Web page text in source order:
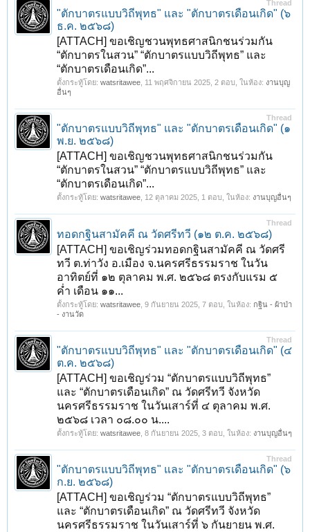
Thread
"ตักบาตรแบบวิถีพุทธ" และ "ตักบาตรเดือนเกิด" (๖
ธ.ค. ๒๕๖๘)
[ATTACH] ขอเชิญชวนพุทธศาสนิกชนร่วมกัน
“ตักบาตรในสวน” “ตักบาตรแบบวิถีพุทธ” และ
“ตักบาตรเดือนเกิด”...
ตั้งกระทู้โดย: watsritawee 11 พฤศจิกายน 2025 , 2 ตอบ, ในห้อง: งานบุญ
อื่นๆ
Thread
"ตักบาตรแบบวิถีพุทธ" และ "ตักบาตรเดือนเกิด" (๑
พ.ย. ๒๕๖๘)
[ATTACH] ขอเชิญชวนพุทธศาสนิกชนร่วมกัน
“ตักบาตรในสวน” “ตักบาตรแบบวิถีพุทธ” และ
“ตักบาตรเดือนเกิด”...
ตั้งกระทู้โดย: watsritawee 12 ตุลาคม 2025 , 1 ตอบ, ในห้อง: งานบุญอื่นๆ
Thread
ทอดกฐินสามัคคี ณ วัดศรีทวี (๑๒ ต.ค. ๒๕๖๘)
[ATTACH] ขอเชิญร่วมทอดกฐินสามัคคี ณ วัดศรี
ทวี ต.ท่าวัง อ.เมือง จ.นครศรีธรรมราช ในวัน
อาทิตย์ที่ ๑๒ ตุลาคม พ.ศ. ๒๕๖๘ ตรงกับแรม ๕
ค่ำ เดือน ๑๑...
ตั้งกระทู้โดย: watsritawee 9 กันยายน 2025 , 7 ตอบ, ในห้อง: กฐิน - ผ้าป่า
- งานวัด
Thread
"ตักบาตรแบบวิถีพุทธ" และ "ตักบาตรเดือนเกิด" (๔
ต.ค. ๒๕๖๘)
[ATTACH] ขอเชิญร่วม “ตักบาตรแบบวิถีพุทธ”
และ “ตักบาตรเดือนเกิด” ณ วัดศรีทวี จังหวัด
นครศรีธรรมราช ในวันเสาร์ที่ ๔ ตุลาคม พ.ศ.
๒๕๖๘ เวลา ๐๘.๐๐ น....
ตั้งกระทู้โดย: watsritawee 8 กันยายน 2025 , 3 ตอบ, ในห้อง: งานบุญอื่นๆ
Thread
"ตักบาตรแบบวิถีพุทธ" และ "ตักบาตรเดือนเกิด" (๖
ก.ย. ๒๕๖๘)
[ATTACH] ขอเชิญร่วม “ตักบาตรแบบวิถีพุทธ”
และ “ตักบาตรเดือนเกิด” ณ วัดศรีทวี จังหวัด
นครศรีธรรมราช ในวันเสาร์ที่ ๖ กันยายน พ.ศ.